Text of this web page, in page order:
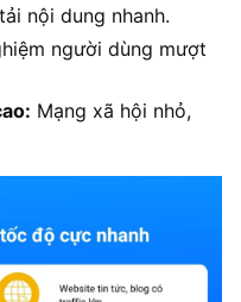
nội dung nhanh.
người dùng mượt
Mạng xã hội nhỏ,